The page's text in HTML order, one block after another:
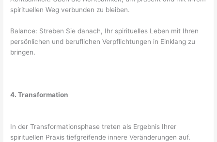
spirituellen Weg verbunden zu bleiben.
Balance: Streben Sie danach, Ihr spirituelles Leben mit Ihren
persönlichen und beruflichen Verpflichtungen in Einklang zu
bringen.
4. Transformation
In der Transformationsphase treten als Ergebnis Ihrer
spirituellen Praxis tiefgreifende innere Veränderungen auf.